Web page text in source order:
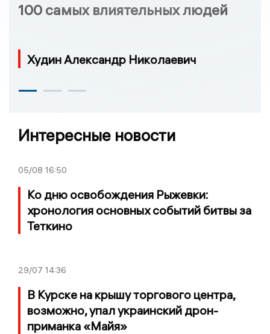
100 самых влиятельных людей
Худин Александр Николаевич
Интересные новости
05/08 16:50
Ко дню освобождения Рыжевки:
хронология основных событий битвы за
Теткино
29/07 14:36
В Курске на крышу торгового центра,
возможно, упал украинский дрон-
приманка «Майя»